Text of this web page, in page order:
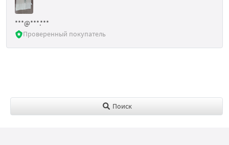
***@***.***
Проверенный покупатель
Поиск